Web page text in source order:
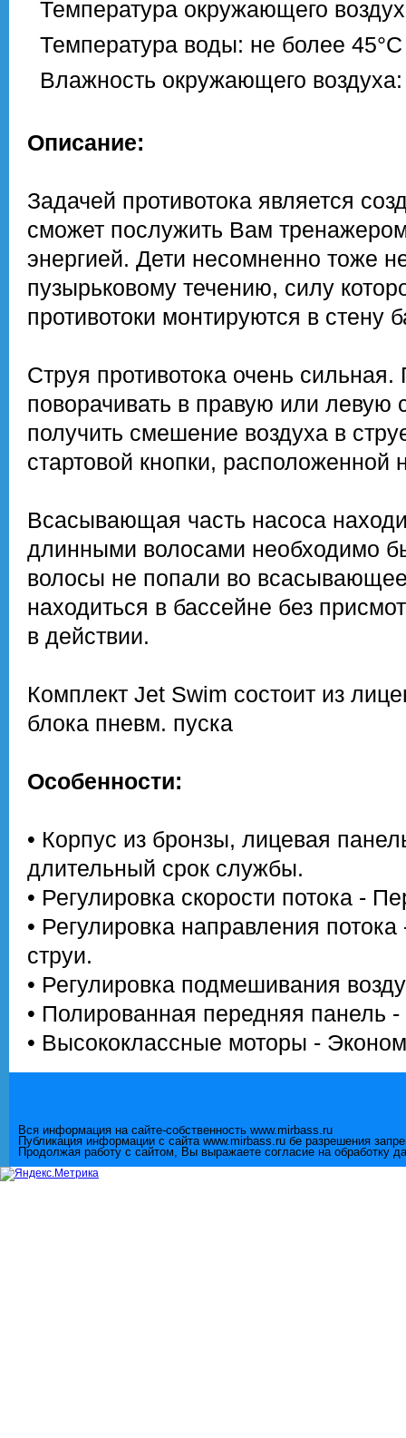
Температура окружающего
Температура воды: не более 45°С
Влажность окружающего
Описание:
Задачей противотока является
сможет послужить Вам
энергией. Дети несомненно тоже
пузырьковому течению, силу
противотоки монтируются в стену
Стрyя противотока очень
поворачивать в правую или левую
получить смешение воздуха в
стартовой кнопки,
Всасывающая часть насоса
длинными волосами необходимо
волосы не попали во
находиться в бассейне без
в действии.
Комплект Jet Swim состоит из
блока пневм. пуска
Особенности:
• Корпус из бронзы, лицевая
длительный срок службы.
• Регулировка скорости потока -
• Регулировка направления
струи.
• Регулировка подмешивания
• Полированная передняя панель
• Высококлассные моторы -
Вся информация на сайте-собственность www.mirbass.ru
Публикация информации с сайта www.mirbass.ru бе разрешения
Продолжая работу с сайтом, Вы выражаете согласие на обработку